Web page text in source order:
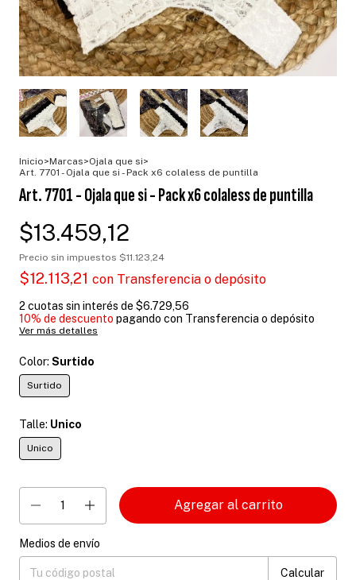
Inicio>Marcas>Ojala que si>
Art. 7701 - Ojala que si - Pack x6 colaless de puntilla
Art. 7701 - Ojala que si - Pack x6 colaless de puntilla
$13.459,12
Precio sin impuestos $11.123,24
$12.113,21 con Transferencia o depósito
2 cuotas sin interés de $6.729,56
10% de descuento pagando con Transferencia o depósito
Ver más detalles
Color: Surtido
Surtido
Talle: Unico
Unico
Entregas para el CP:
Medios de envío
Calcular